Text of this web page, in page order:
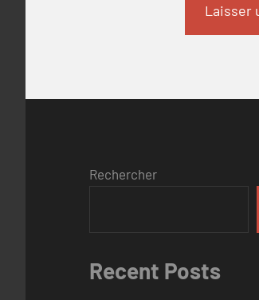
Rechercher
Recent Posts